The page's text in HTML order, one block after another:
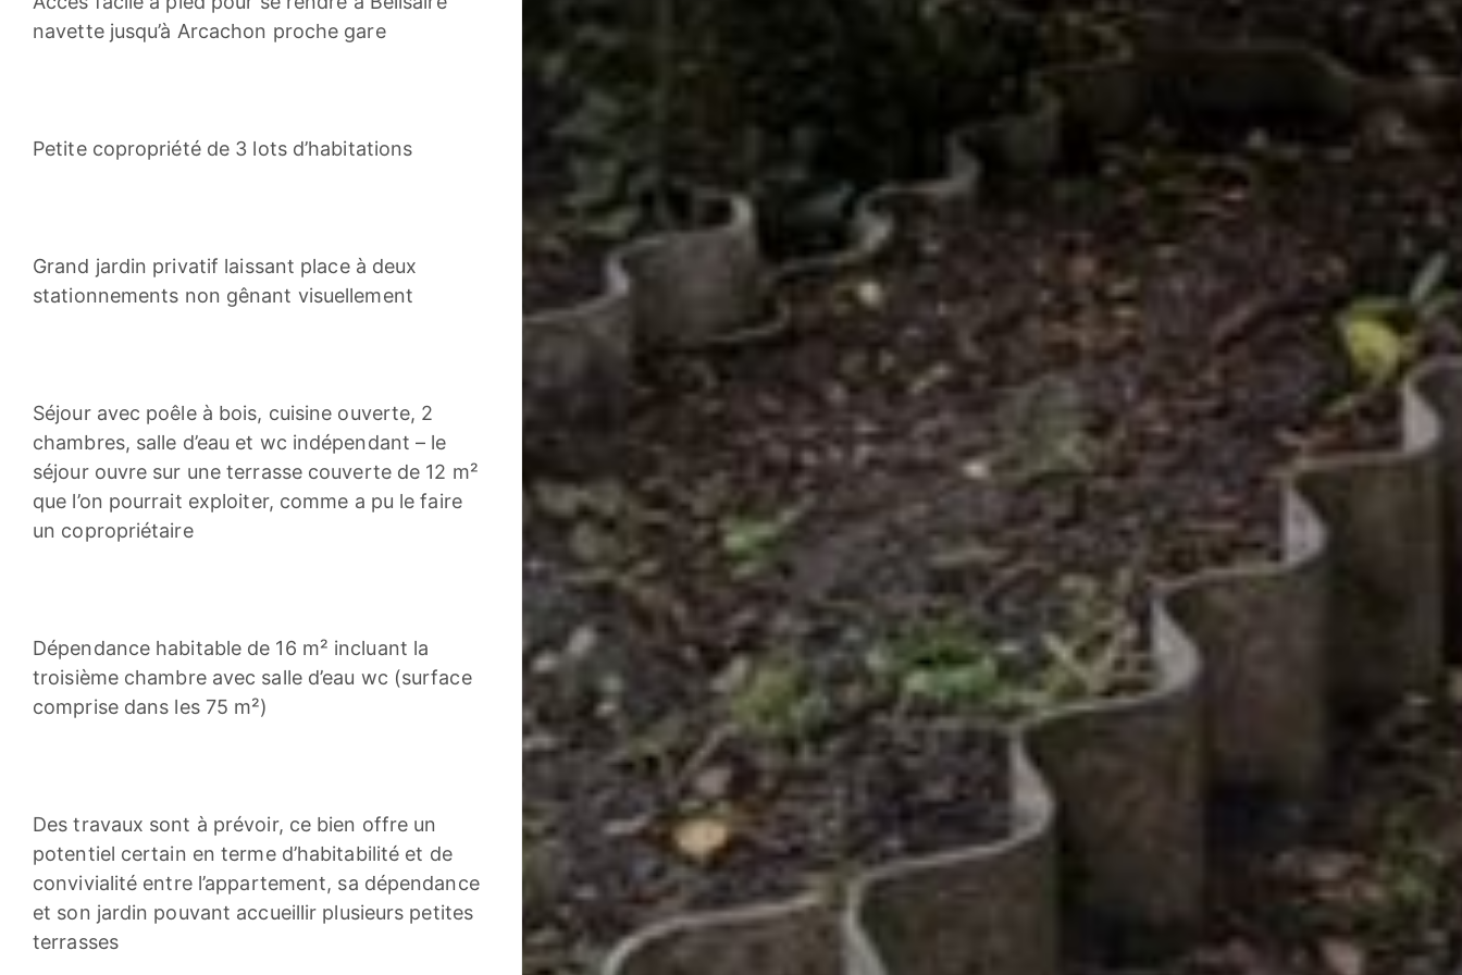
navette jusqu’à Arcachon proche gare
Petite copropriété de 3 lots d’habitations
Grand jardin privatif laissant place à deux
stationnements non gênant visuellement
Séjour avec poêle à bois, cuisine ouverte, 2
chambres, salle d’eau et wc indépendant – le
séjour ouvre sur une terrasse couverte de 12 m²
que l’on pourrait exploiter, comme a pu le faire
un copropriétaire
Dépendance habitable de 16 m² incluant la
troisième chambre avec salle d’eau wc (surface
comprise dans les 75 m²)
Des travaux sont à prévoir, ce bien offre un
potentiel certain en terme d’habitabilité et de
convivialité entre l’appartement, sa dépendance
et son jardin pouvant accueillir plusieurs petites
terrasses